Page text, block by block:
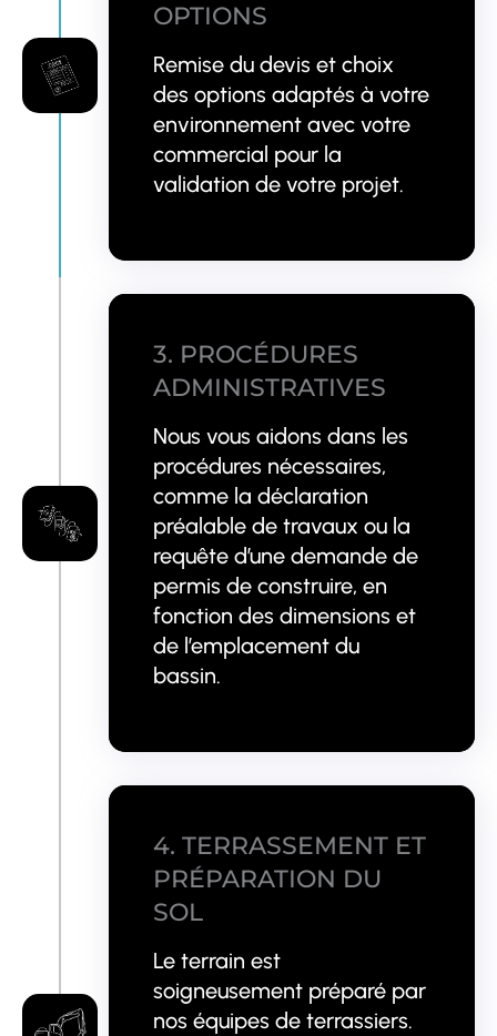
OPTIONS
Remise du devis et choix
des options adaptés à votre
environnement avec votre
commercial pour la
validation de votre projet.
3. PROCÉDURES
ADMINISTRATIVES
Nous vous aidons dans les
procédures nécessaires,
comme la déclaration
préalable de travaux ou la
requête d’une demande de
permis de construire, en
fonction des dimensions et
de l’emplacement du
bassin.
4. TERRASSEMENT ET
PRÉPARATION DU
SOL
Le terrain est
soigneusement préparé par
nos équipes de terrassiers.